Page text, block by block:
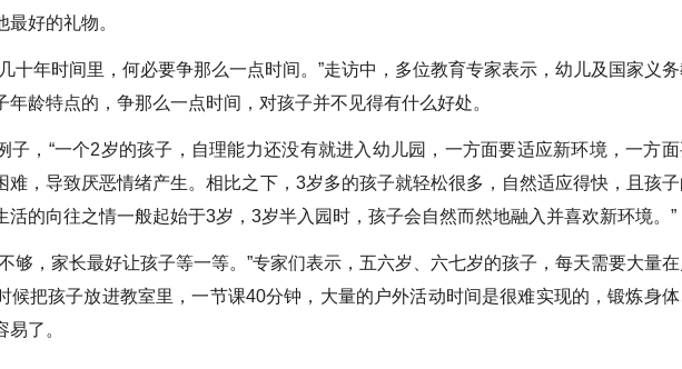
好的礼物。
十年时间里，何必要争那么一点时间。”走访中，多位教育专家表示，幼儿及国家义务
年龄特点的，争那么一点时间，对孩子并不见得有什么好处。
子，“一个2岁的孩子，自理能力还没有就进入幼儿园，一方面要适应新环境，一方
难，导致厌恶情绪产生。相比之下，3岁多的孩子就轻松很多，自然适应得快，且孩子
活的向往之情一般起始于3岁，3岁半入园时，孩子会自然而然地融入并喜欢新环境。”
够，家长最好让孩子等一等。”专家们表示，五六岁、六七岁的孩子，每天需要大量在
候把孩子放进教室里，一节课40分钟，大量的户外活动时间是很难实现的，锻炼身体
了。